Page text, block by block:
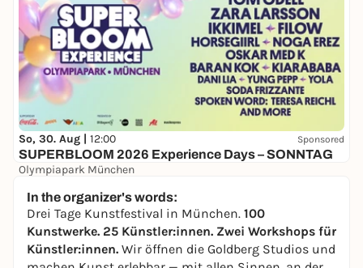
So, 30. Aug | 12:00 Sponsored
SUPERBLOOM 2026 Experience Days – SONNTAG
Olympiapark München
In the organizer's words:
Drei Tage Kunstfestival in München. 100
Kunstwerke. 25 Künstler:innen. Zwei Workshops für
Künstler:innen. Wir öffnen die Goldberg Studios und